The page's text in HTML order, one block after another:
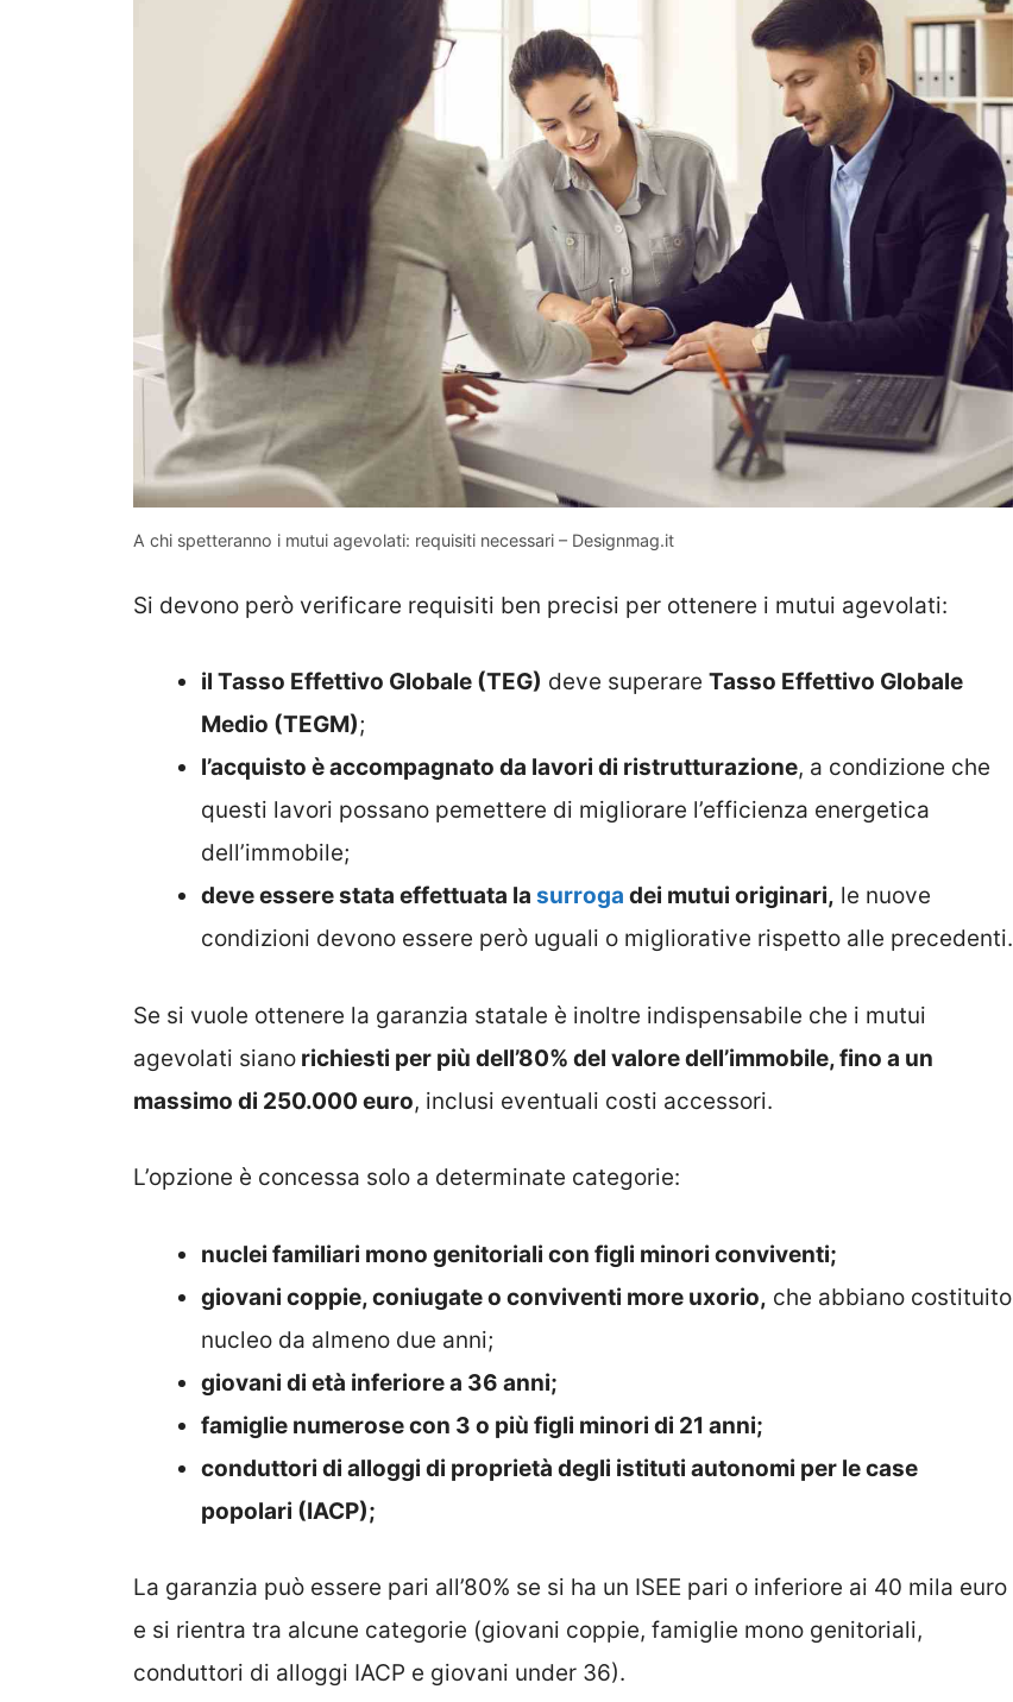
A chi spetteranno i mutui agevolati: requisiti necessari – Designmag.it
Si devono però verificare requisiti ben precisi per ottenere i mutui agevolati:
il Tasso Effettivo Globale (TEG) deve superare Tasso Effettivo Globale
Medio (TEGM);
l’acquisto è accompagnato da lavori di ristrutturazione, a condizione che
questi lavori possano pemettere di migliorare l’efficienza energetica
dell’immobile;
deve essere stata effettuata la surroga dei mutui originari, le nuove
condizioni devono essere però uguali o migliorative rispetto alle precedenti.
Se si vuole ottenere la garanzia statale è inoltre indispensabile che i mutui
agevolati siano richiesti per più dell’80% del valore dell’immobile, fino a un
massimo di 250.000 euro, inclusi eventuali costi accessori.
L’opzione è concessa solo a determinate categorie:
nuclei familiari mono genitoriali con figli minori conviventi;
giovani coppie, coniugate o conviventi more uxorio, che abbiano costituito
nucleo da almeno due anni;
giovani di età inferiore a 36 anni;
famiglie numerose con 3 o più figli minori di 21 anni;
conduttori di alloggi di proprietà degli istituti autonomi per le case
popolari (IACP);
La garanzia può essere pari all’80% se si ha un ISEE pari o inferiore ai 40 mila euro
e si rientra tra alcune categorie (giovani coppie, famiglie mono genitoriali,
conduttori di alloggi IACP e giovani under 36).